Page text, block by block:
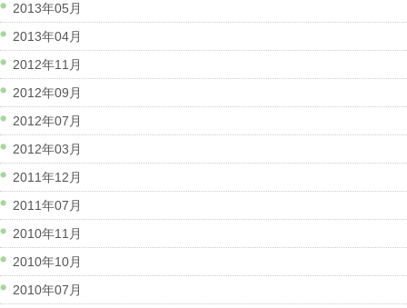
2013年05月
2013年04月
2012年11月
2012年09月
2012年07月
2012年03月
2011年12月
2011年07月
2010年11月
2010年10月
2010年07月